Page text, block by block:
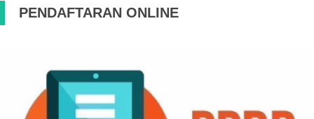
PENDAFTARAN ONLINE